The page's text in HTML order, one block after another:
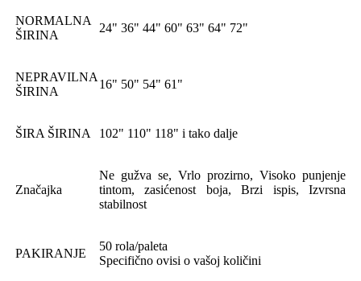
NORMALNA
ŠIRINA
24" 36" 44" 60" 63" 64" 72"
NEPRAVILNA
ŠIRINA
16" 50" 54" 61"
ŠIRA ŠIRINA 102" 110" 118" i tako dalje
Značajka
Ne gužva se, Vrlo prozirno, Visoko punjenje
tintom, zasićenost boja, Brzi ispis, Izvrsna
stabilnost
PAKIRANJE
50 rola/paleta
Specifično ovisi o vašoj količini